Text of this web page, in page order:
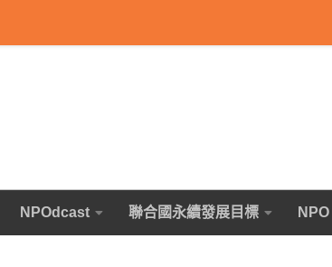
NPOdcast 聯合國永續發展目標